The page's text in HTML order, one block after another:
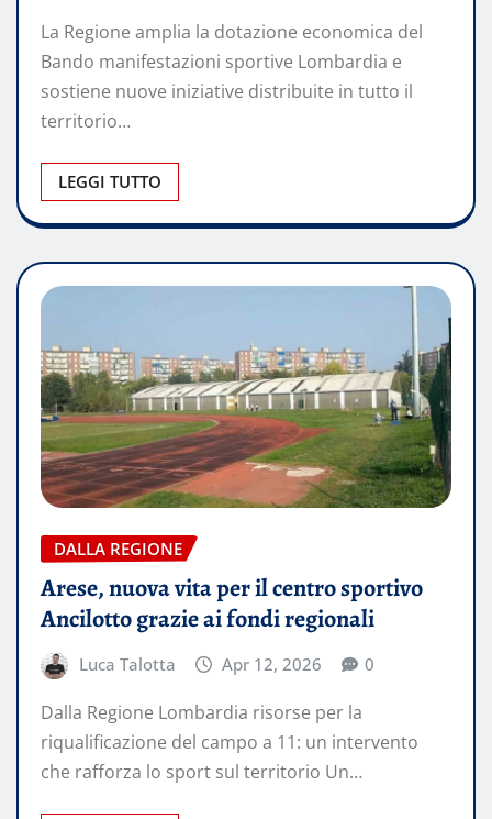
La Regione amplia la dotazione economica del
Bando manifestazioni sportive Lombardia e
sostiene nuove iniziative distribuite in tutto il
territorio…
LEGGI TUTTO
DALLA REGIONE
Arese, nuova vita per il centro sportivo
Ancilotto grazie ai fondi regionali
Luca Talotta Apr 12, 2026 0
Dalla Regione Lombardia risorse per la
riqualificazione del campo a 11: un intervento
che rafforza lo sport sul territorio Un…